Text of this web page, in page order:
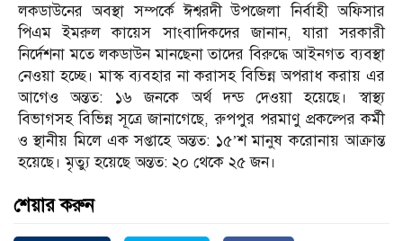
লকডাউনের অবস্থা সম্পর্কে ঈশ্বরদী উপজেলা নির্বাহী অফিসার
পিএম ইমরুল কায়েস সাংবাদিকদের জানান, যারা সরকারী
নির্দেশনা মতে লকডাউন মানছেনা তাদের বিরুদ্ধে আইনগত ব্যবস্থা
নেওয়া হচ্ছে। মাস্ক ব্যবহার না করাসহ বিভিন্ন অপরাধ করায় এর
আগেও অন্তত: ১৬ জনকে অর্থ দন্ড দেওয়া হয়েছে। স্বাস্থ্য
বিভাগসহ বিভিন্ন সূত্রে জানাগেছে, রুপপুর পরমাণু প্রকল্পের কর্মী
ও স্থানীয় মিলে এক সপ্তাহে অন্তত: ১৫’শ মানুষ করোনায় আক্রান্ত
হয়েছে। মৃত্যু হয়েছে অন্তত: ২০ থেকে ২৫ জন।
শেয়ার করুন